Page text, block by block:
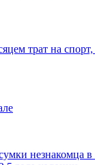
трат на
незнакомца